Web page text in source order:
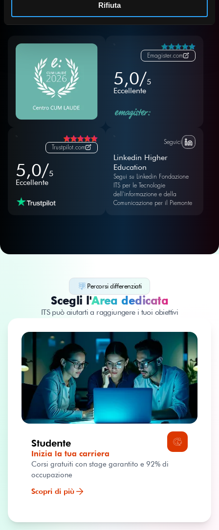
Rifiuta
Emagister.com
5,0/5
Eccellente
Trustpilot.com
5,0/5
Eccellente
Seguici
Linkedin Higher
Education
Segui su Linkedin Fondazione
ITS per le Tecnologie
dell'informazione e della
Comunicazione per il Piemonte
Percorsi differenziati
Scegli l'Area dedicata
ITS può aiutarti a raggiungere i tuoi obiettivi
Studente
Inizia la tua carriera
Corsi gratuiti con stage garantito e 92% di
occupazione
Scopri di più